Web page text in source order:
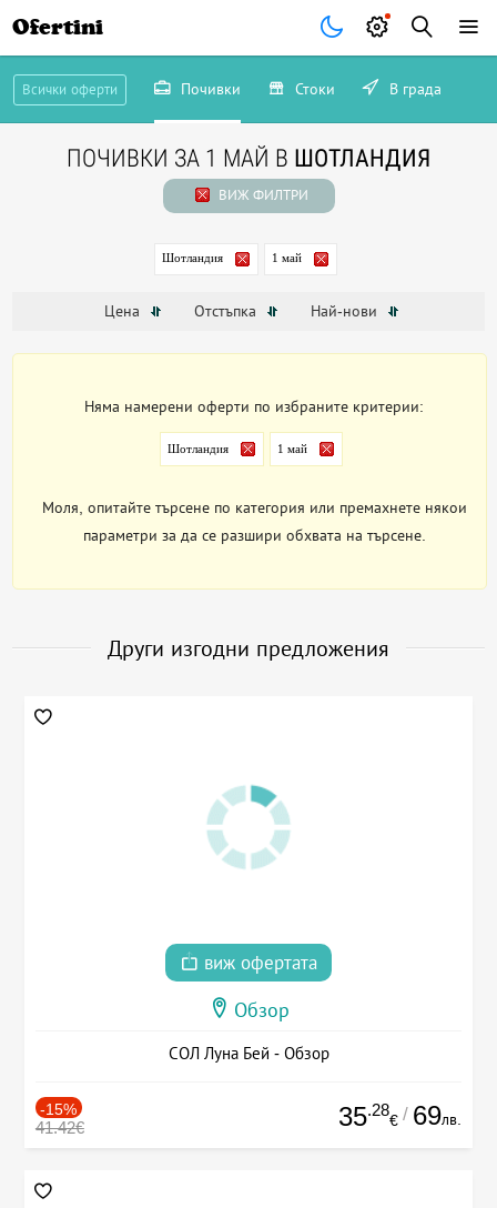
Ofertini
Всички оферти Почивки Стоки В града
ПОЧИВКИ ЗА 1 МАЙ В ШОТЛАНДИЯ
ВИЖ ФИЛТРИ
Шотландия 1 май
Цена Отстъпка Най-нови
Няма намерени оферти по избраните критерии:
Шотландия 1 май
Моля, опитайте търсене по категория или премахнете някои
параметри за да се разшири обхвата на търсене.
Други изгодни предложения
виж офертата
Обзор
СОЛ Луна Бей - Обзор
-15%
41.42€ 35.28
€ / 69лв.